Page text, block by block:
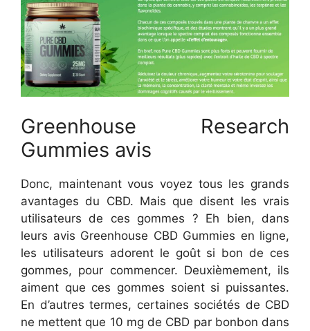
Greenhouse Research
Gummies avis
Donc, maintenant vous voyez tous les grands
avantages du CBD. Mais que disent les vrais
utilisateurs de ces gommes ? Eh bien, dans
leurs avis Greenhouse CBD Gummies en ligne,
les utilisateurs adorent le goût si bon de ces
gommes, pour commencer. Deuxièmement, ils
aiment que ces gommes soient si puissantes.
En d’autres termes, certaines sociétés de CBD
ne mettent que 10 mg de CBD par bonbon dans